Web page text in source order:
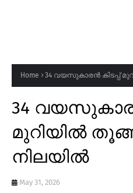
Home 34 വയസുകാരൻ കിടപ്പ്
34
മുറിയിൽ
നിലയിൽ
May 31, 2026